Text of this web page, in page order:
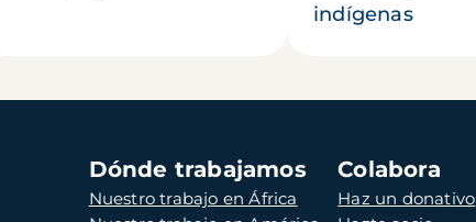
indígenas
Dónde trabajamos
Nuestro trabajo en África
Colabora
Haz un donativo